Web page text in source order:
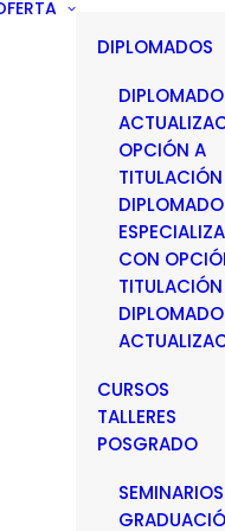
DIPLOMADOS
OPCIÓN A
TITULACIÓN
CON
TITULACIÓN
CURSOS
TALLERES
POSGRADO